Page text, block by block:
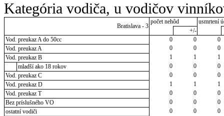
Kategória vodiča, u vodičov
Bratislava - 3
počet nehôd
usmrtení
+/-
Vod. preukaz A do 50cc
0 0
0
Vod. preukaz A
0 0
0
Vod. preukaz B
1 1
1
mladší ako 18 rokov
0 0
0
Vod. preukaz C
0 0
0
Vod. preukaz D
1 1
1
Vod. preukaz T
0 0
0
Bez príslušného VO
0 0
0
ostatní vodiči
0 0
0